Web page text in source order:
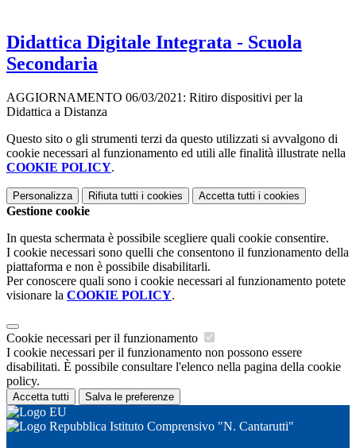
Didattica Digitale Integrata - Scuola
Secondaria
AGGIORNAMENTO 06/03/2021: Ritiro dispositivi per la
Didattica a Distanza
Questo sito o gli strumenti terzi da questo utilizzati si avvalgono di
cookie necessari al funzionamento ed utili alle finalità illustrate nella
COOKIE POLICY.
Personalizza Rifiuta tutti i cookies Accetta tutti i cookies
Gestione cookie
In questa schermata è possibile scegliere quali cookie consentire.
I cookie necessari sono quelli che consentono il funzionamento della
piattaforma e non è possibile disabilitarli.
Per conoscere quali sono i cookie necessari al funzionamento potete
visionare la COOKIE POLICY.
Cookie necessari per il funzionamento
I cookie necessari per il funzionamento non possono essere
disabilitati. È possibile consultare l'elenco nella pagina della cookie
policy.
Accetta tutti Salva le preferenze
Istituto Comprensivo "N. Cantarutti"